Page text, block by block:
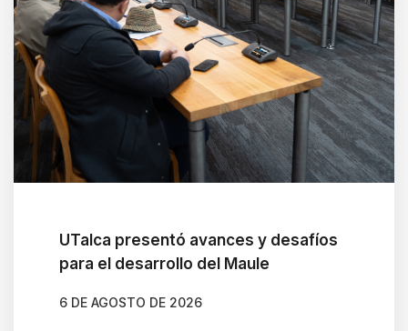
UTalca presentó avances y desafíos
para el desarrollo del Maule
6 DE AGOSTO DE 2026